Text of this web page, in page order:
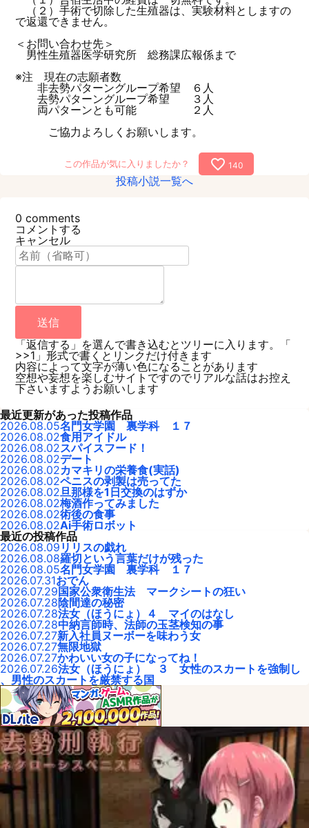
（２）手術で切除した生殖器は、実験材料としますの
で返還できません。
＜お問い合わせ先＞
男性生殖器医学研究所 総務課広報係まで
※注 現在の志願者数
非去勢パターングループ希望 ６人
去勢パターングループ希望 ３人
両パターンとも可能 ２人
ご協力よろしくお願いします。
この作品が気に入りましたか？ favorite_border 140
投稿小説一覧へ
0 comments
コメントする
キャンセル
送信
「返信する」を選んで書き込むとツリーに入ります。「
>>1」形式で書くとリンクだけ付きます
内容によって文字が薄い色になることがあります
空想や妄想を楽しむサイトですのでリアルな話はお控え
下さいますようお願いします
最近更新があった投稿作品
2026.08.05名門女学園 裏学科 １７
2026.08.02食用アイドル
2026.08.02スパイスフード！
2026.08.02デート
2026.08.02カマキリの栄養食(実話)
2026.08.02ペニスの剥製は売ってた
2026.08.02旦那様を1日交換のはずか
2026.08.02梅酒作ってみました
2026.08.02術後の食事
2026.08.02Ai手術ロボット
最近の投稿作品
2026.08.09 リリスの戯れ
2026.08.08羅切という言葉だけが残った
2026.08.05名門女学園 裏学科 １７
2026.07.31おでん
2026.07.29 国家公衆衛生法 マークシートの狂い
2026.07.28陰間達の秘密
2026.07.28法女（ほうにょ）４ マイのはなし
2026.07.28中納言師時、法師の玉茎検知の事
2026.07.27新入社員ヌーボーを味わう女
2026.07.27無限地獄
2026.07.27かわいい女の子になってね！
2026.07.26法女（ほうにょ） ３ 女性のスカートを強制し
、男性のスカートを厳禁する国